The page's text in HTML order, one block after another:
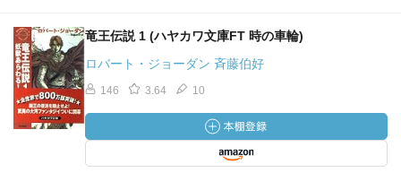
竜王伝説 1 (ハヤカワ文庫FT 時の車輪)
ロバート・ジョーダン 斉藤伯好
146 3.64 10